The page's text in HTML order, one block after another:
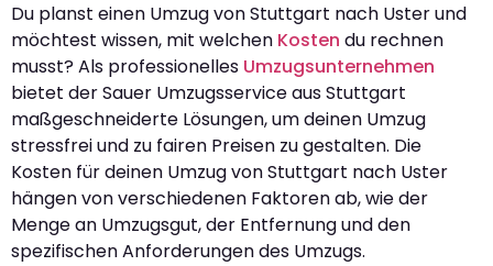
Du planst einen Umzug von Stuttgart nach Uster und
möchtest wissen, mit welchen Kosten du rechnen
musst? Als professionelles Umzugsunternehmen
bietet der Sauer Umzugsservice aus Stuttgart
maßgeschneiderte Lösungen, um deinen Umzug
stressfrei und zu fairen Preisen zu gestalten. Die
Kosten für deinen Umzug von Stuttgart nach Uster
hängen von verschiedenen Faktoren ab, wie der
Menge an Umzugsgut, der Entfernung und den
spezifischen Anforderungen des Umzugs.